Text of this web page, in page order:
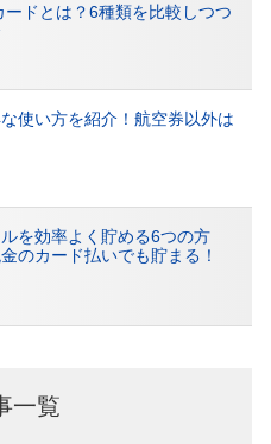
ードとは？6種類を比較しつつ
使い方を紹介！航空券以外は
を効率よく貯める6つの方
のカード払いでも貯まる！
一覧